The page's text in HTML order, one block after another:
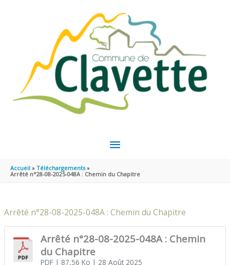
MENU
PRINCIPAL
Accueil
Téléchargements
Arrêté n°28-08-2025-048A : Chemin du Chapitre
Arrêté n°28-08-2025-048A : Chemin du Chapitre
Arrêté n°28-08-2025-048A : Chemin
du Chapitre
PDF| 87,56 Ko | 28 Août 2025